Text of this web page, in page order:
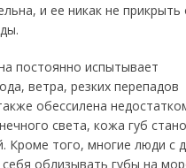
и ее никак не прикрыть
постоянно испытывает
ветра, резких перепадов
обессилена
света, кожа губ
Кроме того, многие люди с
облизывать губы на